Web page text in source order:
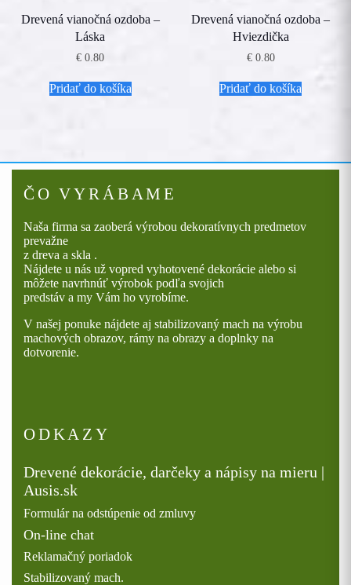
Drevená vianočná ozdoba –
Láska
€ 0.80
Pridať do košíka
Drevená vianočná ozdoba –
Hviezdička
€0.80
Pridať do košíka
ČO VYRÁBAME
Naša firma sa zaoberá výrobou dekoratívnych predmetov
prevažne
z dreva a skla .
Nájdete u nás už vopred vyhotovené dekorácie alebo si
môžete navrhnúť výrobok podľa svojich
predstáv a my Vám ho vyrobíme.
V našej ponuke nájdete aj stabilizovaný mach na výrobu
machových obrazov, rámy na obrazy a doplnky na
dotvorenie.
ODKAZY
Drevené dekorácie, darčeky a nápisy na mieru |
Ausis.sk
Formulár na odstúpenie od zmluvy
On-line chat
Reklamačný poriadok
Stabilizovaný mach.